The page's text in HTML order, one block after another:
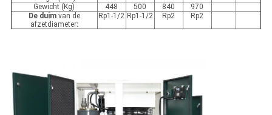
Gewicht (Kg)
448 500 840
970
De duimvan de
afzetdiameter:
Rp1-1/2 Rp1-1/2 Rp2 Rp2